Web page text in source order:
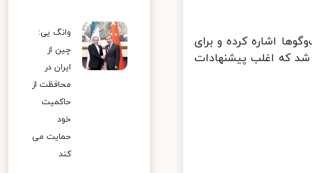
اشاره کرده و برای
که اغلب پیشنهادات
وانگ یی:
چین از
ایران در
محافظت از
حاکمیت
خود
حمایت می
کند